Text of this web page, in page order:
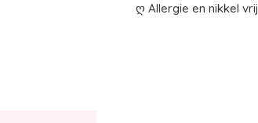
ღ Allergie en nikkel vrij